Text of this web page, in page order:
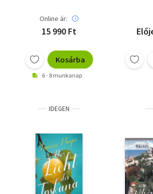
Online ár:
15 990 Ft
Kosárba
6 - 8 munkanap
IDEGEN